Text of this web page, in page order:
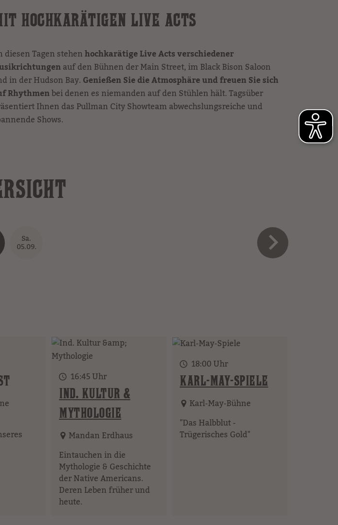
HOCHKARÄTIGEN LIVE ACTS
diesen Tagen stehenhochkarätige Live Acts verschiedener
auf den Bühnen der Main Street, im Black Bison Saloon
in der Hudson Bay.Genießen Sie die Atmosphäre und freuen Sie sich
Rhythmenbei denen es niemanden auf den Stühlen hält. Tagsüber
Ihnen das Pullman City Showteam abwechslungsreiche und
Shows.
Sa.
05.09.
16:45 Uhr
IND. KULTUR &
MYTHOLOGIE
Mandan Erdhaus
Eintauchen in die
Mythologie & Geschichte
der Native Americans.
Deren Leben früher und
heute.
18:00 Uhr
KARL-MAY-SPIELE
Karl-May-Bühne
"Das Halbblut -
Trügerisches Gold"